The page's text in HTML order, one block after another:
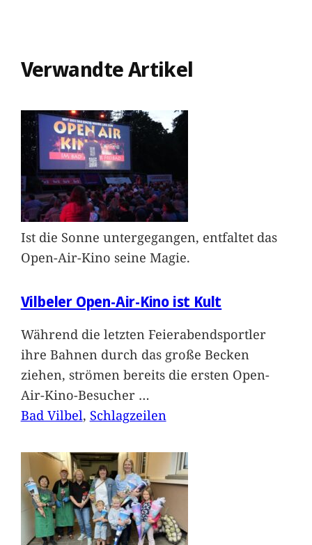
Verwandte Artikel
Ist die Sonne untergegangen, entfaltet das
Open-Air-Kino seine Magie.
Vilbeler Open-Air-Kino ist Kult
Während die letzten Feierabendsportler
ihre Bahnen durch das große Becken
ziehen, strömen bereits die ersten Open-
Air-Kino-Besucher …
Bad Vilbel, Schlagzeilen